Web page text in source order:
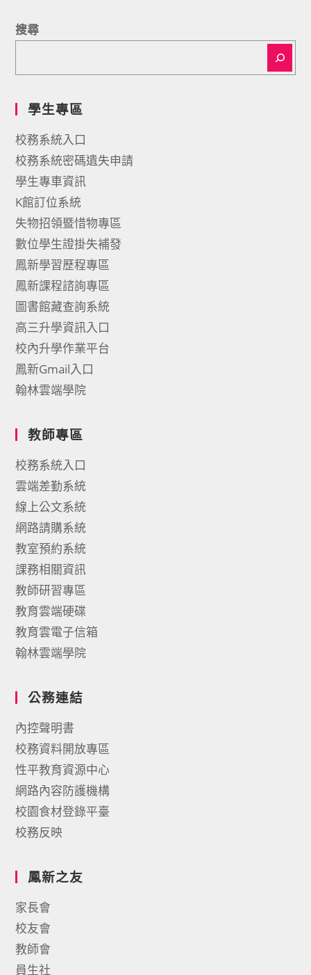
搜尋
學生專區
校務系統入口
校務系統密碼遺失申請
學生專車資訊
K館訂位系統
失物招領暨惜物專區
數位學生證掛失補發
鳳新學習歷程專區
鳳新課程諮詢專區
圖書館藏查詢系統
高三升學資訊入口
校內升學作業平台
鳳新Gmail入口
翰林雲端學院
教師專區
校務系統入口
雲端差勤系統
線上公文系統
網路請購系統
教室預約系統
課務相關資訊
教師研習專區
教育雲端硬碟
教育雲電子信箱
翰林雲端學院
公務連結
內控聲明書
校務資料開放專區
性平教育資源中心
網路內容防護機構
校園食材登錄平臺
校務反映
鳳新之友
家長會
校友會
教師會
員生社